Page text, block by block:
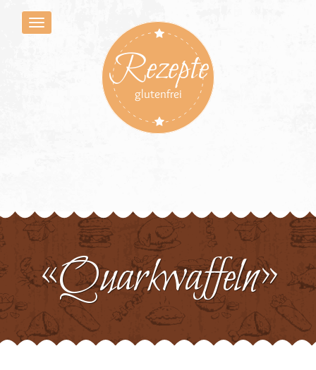
Rezepte
glutenfrei
«Quarkwaffeln»